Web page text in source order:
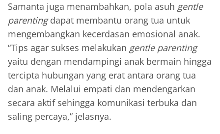
Samanta juga menambahkan, pola asuh gentle
parentingdapat membantu orang tua untuk
mengembangkan kecerdasan emosional anak.
“Tips agar sukses melakukan gentle parenting
yaitu dengan mendampingi anak bermain hingga
tercipta hubungan yang erat antara orang tua
dan anak. Melalui empati dan mendengarkan
secara aktif sehingga komunikasi terbuka dan
saling percaya,” jelasnya.